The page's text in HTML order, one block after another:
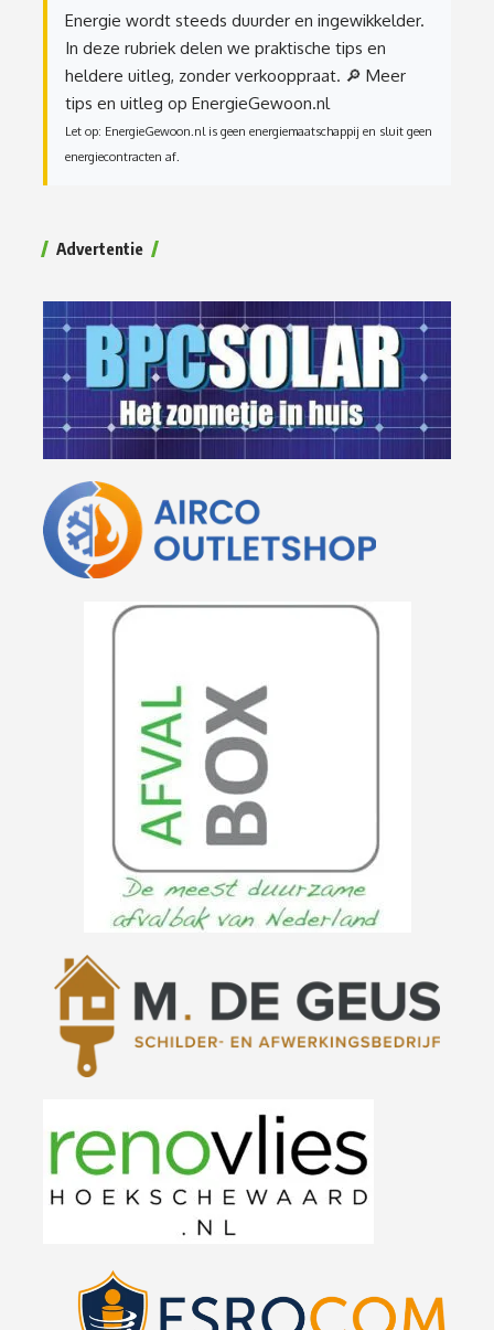
Energie wordt steeds duurder en ingewikkelder.
In deze rubriek delen we praktische tips en
heldere uitleg, zonder verkooppraat. 🔎 Meer
tips en uitleg op EnergieGewoon.nl
Let op: EnergieGewoon.nl is geen energiemaatschappij en sluit geen
energiecontracten af.
Advertentie